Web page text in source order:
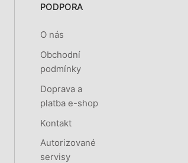
PODPORA
O nás
Obchodní
podmínky
Doprava a
platba e-shop
Kontakt
Autorizované
servisy